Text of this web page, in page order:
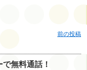
前の投稿
無料通話！